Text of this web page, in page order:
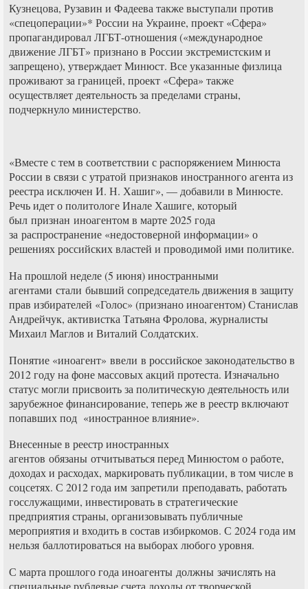
Кузнецова, Рузавин и Фадеева также выступали против
«спецоперации»* России на Украине, проект «Сфера»
пропагандировал ЛГБТ-отношения («международное
движение ЛГБТ» признано в России экстремистским и
запрещено), утверждает Минюст. Все указанные физлица
проживают за границей, проект «Сфера» также
осуществляет деятельность за пределами страны,
подчеркнуло министерство.
«Вместе с тем в соответствии с распоряжением Минюста
России в связи с утратой признаков иностранного агента из
реестра исключен И. Н. Хашиг», — добавили в Минюсте.
Речь идет о политологе Инале Хашиге, который
был признан иноагентом в марте 2025 года
за распространение «недостоверной информации» о
решениях российских властей и проводимой ими политике.
На прошлой неделе (5 июня) иностранными
агентами стали бывший сопредседатель движения в защиту
прав избирателей «Голос» (признано иноагентом) Станислав
Андрейчук, активистка Татьяна Фролова, журналисты
Михаил Маглов и Виталий Солдатских.
Понятие «иноагент» ввели в российское законодательство в
2012 году на фоне массовых акций протеста. Изначально
статус могли присвоить за политическую деятельность или
зарубежное финансирование, теперь же в реестр включают
попавших под «иностранное влияние».
Внесенные в реестр иностранных
агентов обязаны отчитываться перед Минюстом о работе,
доходах и расходах, маркировать публикации, в том числе в
соцсетях. С 2012 года им запретили преподавать, работать
госслужащими, инвестировать в стратегические
предприятия страны, организовывать публичные
мероприятия и входить в состав избиркомов. С 2024 года им
нельзя баллотироваться на выборах любого уровня.
С марта прошлого года иноагенты должны зачислять на
специальные рублевые счета доходы от творческой